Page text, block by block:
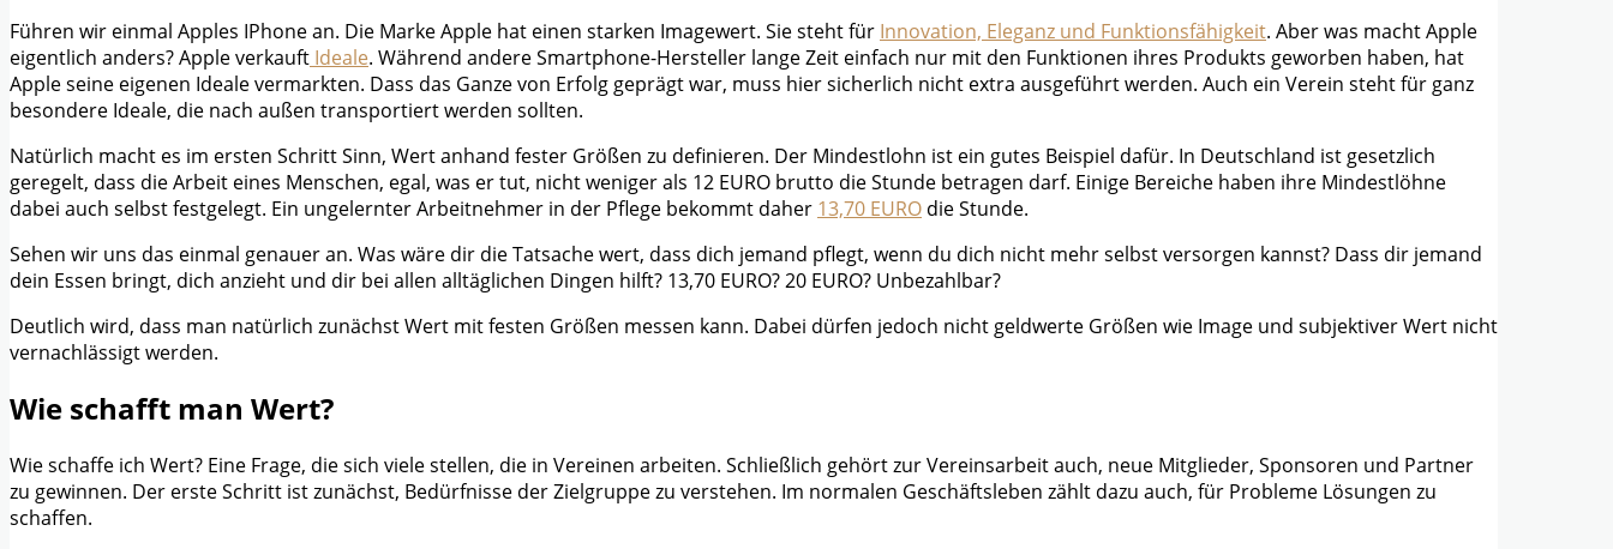
Führen wir einmal Apples IPhone an. Die Marke Apple hat einen starken Imagewert. Sie steht für Innovation, Eleganz und Funktionsfähigkeit. Aber was macht Apple
eigentlich anders? Apple verkauft Ideale. Während andere Smartphone-Hersteller lange Zeit einfach nur mit den Funktionen ihres Produkts geworben haben, hat
Apple seine eigenen Ideale vermarkten. Dass das Ganze von Erfolg geprägt war, muss hier sicherlich nicht extra ausgeführt werden. Auch ein Verein steht für ganz
besondere Ideale, die nach außen transportiert werden sollten.
Natürlich macht es im ersten Schritt Sinn, Wert anhand fester Größen zu definieren. Der Mindestlohn ist ein gutes Beispiel dafür. In Deutschland ist gesetzlich
geregelt, dass die Arbeit eines Menschen, egal, was er tut, nicht weniger als 12 EURO brutto die Stunde betragen darf. Einige Bereiche haben ihre Mindestlöhne
dabei auch selbst festgelegt. Ein ungelernter Arbeitnehmer in der Pflege bekommt daher 13,70 EURO die Stunde.
Sehen wir uns das einmal genauer an. Was wäre dir die Tatsache wert, dass dich jemand pflegt, wenn du dich nicht mehr selbst versorgen kannst? Dass dir jemand
dein Essen bringt, dich anzieht und dir bei allen alltäglichen Dingen hilft? 13,70 EURO? 20 EURO? Unbezahlbar?
Deutlich wird, dass man natürlich zunächst Wert mit festen Größen messen kann. Dabei dürfen jedoch nicht geldwerte Größen wie Image und subjektiver Wert nicht
vernachlässigt werden.
Wie schafft man Wert?
Wie schaffe ich Wert? Eine Frage, die sich viele stellen, die in Vereinen arbeiten. Schließlich gehört zur Vereinsarbeit auch, neue Mitglieder, Sponsoren und Partner
zu gewinnen. Der erste Schritt ist zunächst, Bedürfnisse der Zielgruppe zu verstehen. Im normalen Geschäftsleben zählt dazu auch, für Probleme Lösungen zu
schaffen.